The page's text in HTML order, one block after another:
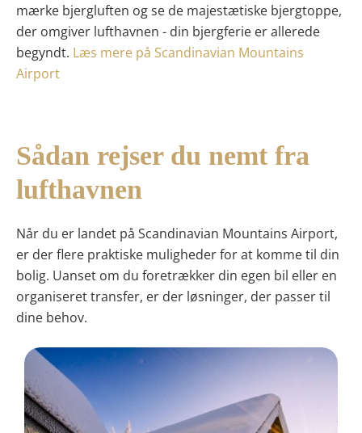
mærke bjergluften og se de majestætiske bjergtoppe,
der omgiver lufthavnen - din bjergferie er allerede
begyndt. Læs mere på Scandinavian Mountains
Airport
Sådan rejser du nemt fra
lufthavnen
Når du er landet på Scandinavian Mountains Airport,
er der flere praktiske muligheder for at komme til din
bolig. Uanset om du foretrækker din egen bil eller en
organiseret transfer, er der løsninger, der passer til
dine behov.